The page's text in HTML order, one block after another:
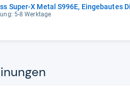
Super-X Metal S996E, Eingebautes
5-8 Werktage